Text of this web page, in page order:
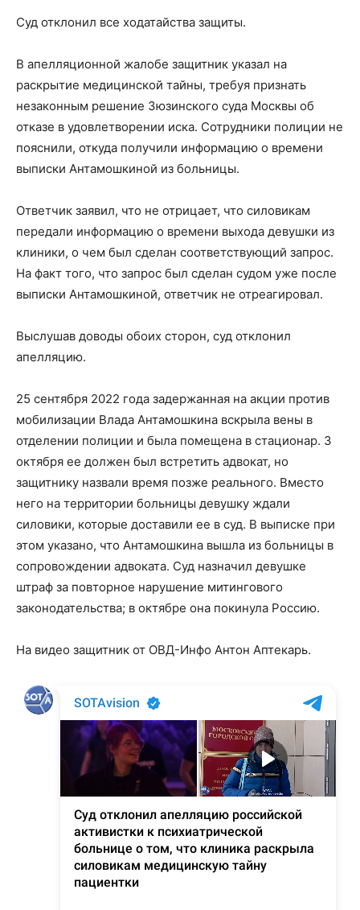
Суд отклонил все ходатайства защиты.
В апелляционной жалобе защитник указал на
раскрытие медицинской тайны, требуя признать
незаконным решение Зюзинского суда Москвы об
отказе в удовлетворении иска. Сотрудники полиции не
пояснили, откуда получили информацию о времени
выписки Антамошкиной из больницы.
Ответчик заявил, что не отрицает, что силовикам
передали информацию о времени выхода девушки из
клиники, о чем был сделан соответствующий запрос.
На факт того, что запрос был сделан судом уже после
выписки Антамошкиной, ответчик не отреагировал.
Выслушав доводы обоих сторон, суд отклонил
апелляцию.
25 сентября 2022 года задержанная на акции против
мобилизации Влада Антамошкина вскрыла вены в
отделении полиции и была помещена в стационар. 3
октября ее должен был встретить адвокат, но
защитнику назвали время позже реального. Вместо
него на территории больницы девушку ждали
силовики, которые доставили ее в суд. В выписке при
этом указано, что Антамошкина вышла из больницы в
сопровождении адвоката. Суд назначил девушке
штраф за повторное нарушение митингового
законодательства; в октябре она покинула Россию.
На видео защитник от ОВД-Инфо Антон Аптекарь.